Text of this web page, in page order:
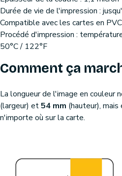
Durée de vie de l'impression :
Compatible avec les cartes en
Procédé d'impression :
50°C / 122°F
Comment ça
La longueur de l'image en couleur
(largeur) et54 mm (hauteur),
n'importe où sur la carte.